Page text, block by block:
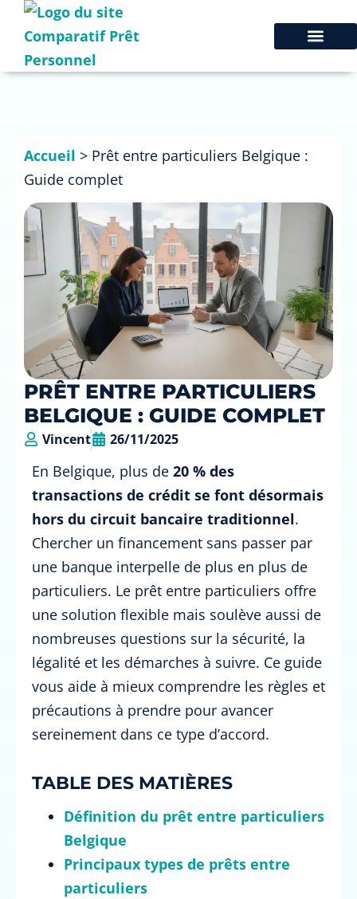
Accueil > Prêt entre particuliers Belgique :
Guide complet
PRÊT ENTRE PARTICULIERS
BELGIQUE : GUIDE COMPLET
Vincent 26/11/2025
En Belgique, plus de 20 % des
transactions de crédit se font désormais
hors du circuit bancaire traditionnel.
Chercher un financement sans passer par
une banque interpelle de plus en plus de
particuliers. Le prêt entre particuliers offre
une solution flexible mais soulève aussi de
nombreuses questions sur la sécurité, la
légalité et les démarches à suivre. Ce guide
vous aide à mieux comprendre les règles et
précautions à prendre pour avancer
sereinement dans ce type d’accord.
TABLE DES MATIÈRES
Définition du prêt entre particuliers
Belgique
Principaux types de prêts entre
particuliers